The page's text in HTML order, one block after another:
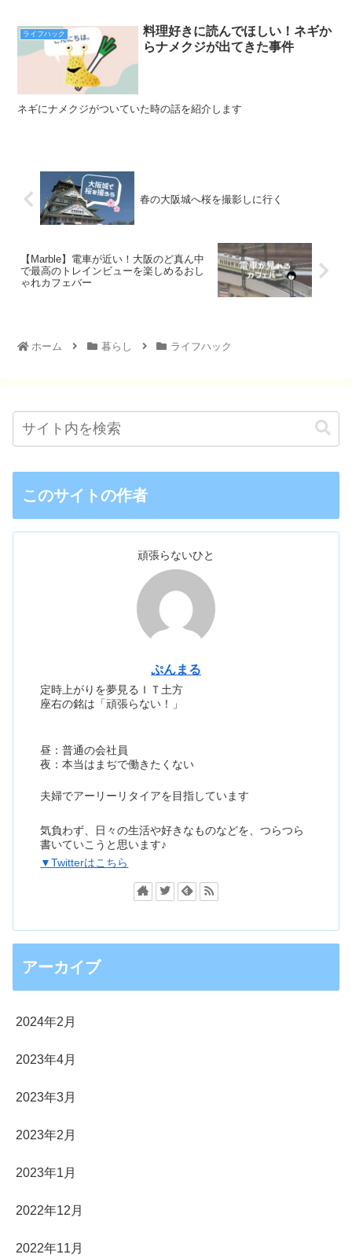
ライフハック
料理好きに読んでほしい！ネギか
らナメクジが出てきた事件
ネギにナメクジがついていた時の話を紹介します
春の大阪城へ桜を撮影しに行く
【Marble】電車が近い！大阪のど真ん中
で最高のトレインビューを楽しめるおし
ゃれカフェバー
ホーム 暮らし ライフハック
このサイトの作者
頑張らないひと
ぷんまる
定時上がりを夢見るＩＴ土方
座右の銘は「頑張らない！」
昼：普通の会社員
夜：本当はまぢで働きたくない
夫婦でアーリーリタイアを目指しています
気負わず、日々の生活や好きなものなどを、つらつら
書いていこうと思います♪
▼Twitterはこちら
アーカイブ
2024年2月
2023年4月
2023年3月
2023年2月
2023年1月
2022年12月
2022年11月